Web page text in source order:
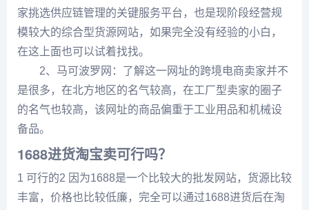
家挑选供应链管理的关键服务平台，也是现阶段经营规
模较大的综合型货源网站，如果完全没有经验的小白，
在这上面也可以试着找找。
2、马可波罗网：了解这一网址的跨境电商卖家并不
是很多，在北方地区的名气较高，在工厂型卖家的圈子
的名气也较高，该网址的商品偏重于工业用品和机械设
备品。
1688进货淘宝卖可行吗？
1 可行的2 因为1688是一个比较大的批发网站，货源比较
丰富，价格也比较低廉，完全可以通过1688进货后在淘